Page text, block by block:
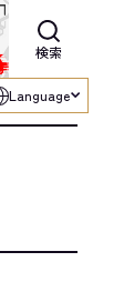
検索
Language